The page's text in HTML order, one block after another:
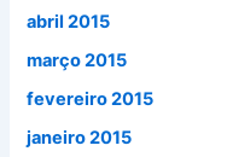
abril 2015
março 2015
fevereiro 2015
janeiro 2015